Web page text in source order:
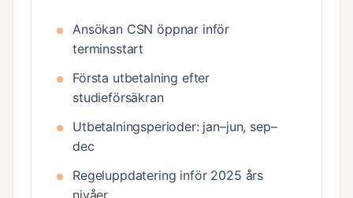
Ansökan CSN öppnar inför
terminsstart
Första utbetalning efter
studieförsäkran
Utbetalningsperioder: jan–jun, sep–
dec
Regeluppdatering inför 2025 års
nivåer